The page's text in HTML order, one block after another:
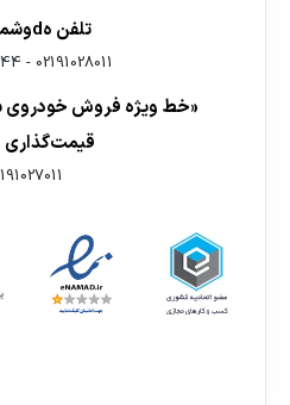
تلفن هdوشمنــــد :
02191028011
-
«خط ویژه فروش خودروی
قیمت‌گذاری